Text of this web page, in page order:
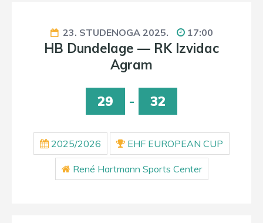
23. STUDENOGA 2025. 17:00
HB Dundelage — RK Izvidac
Agram
29 - 32
2025/2026 EHF EUROPEAN CUP
René Hartmann Sports Center